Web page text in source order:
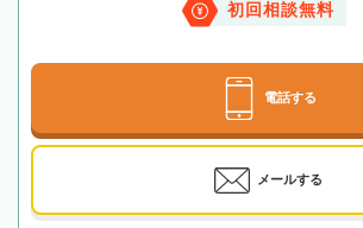
初回相談無料
電話する
メールする